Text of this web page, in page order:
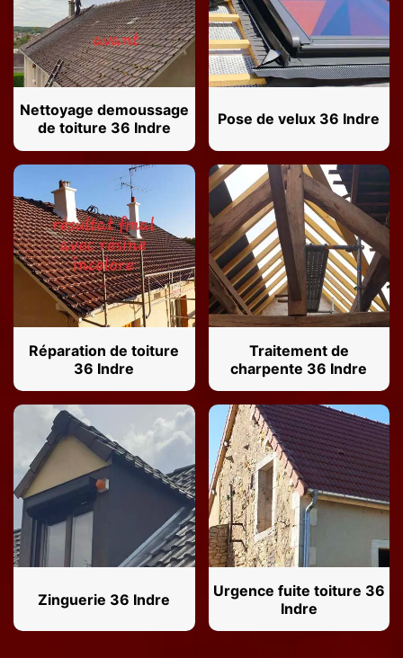
Nettoyage demoussage
de toiture 36 Indre
Pose de velux 36 Indre
Réparation de toiture
36 Indre
Traitement de
charpente 36 Indre
Zinguerie 36 Indre
Urgence fuite toiture 36
Indre